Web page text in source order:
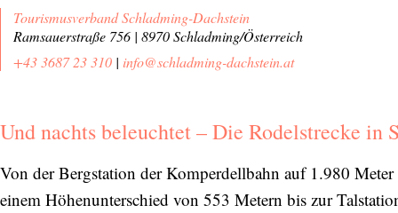
Tourismusverband Schladming-Dachstein
Ramsauerstraße 756 | 8970 Schladming/Österreich
+43 3687 23 310 | info@schladming-dachstein.at
Und nachts beleuchtet – Die Rodelstrecke in
Von der Bergstation der Komperdellbahn auf 1.980
einem Höhenunterschied von 553 Metern bis zur